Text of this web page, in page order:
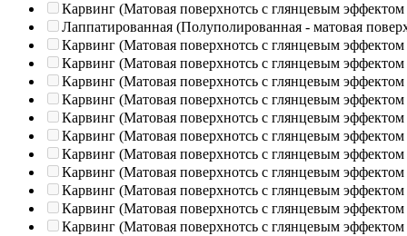
Карвинг (Матовая поверхнотсь с глянцевым эффектом
Лаппатированная (Полуполированная - матовая
Карвинг (Матовая поверхнотсь с глянцевым эффектом
Карвинг (Матовая поверхнотсь с глянцевым эффектом
Карвинг (Матовая поверхнотсь с глянцевым эффектом
Карвинг (Матовая поверхнотсь с глянцевым эффектом
Карвинг (Матовая поверхнотсь с глянцевым эффектом
Карвинг (Матовая поверхнотсь с глянцевым эффектом
Карвинг (Матовая поверхнотсь с глянцевым эффектом
Карвинг (Матовая поверхнотсь с глянцевым эффектом
Карвинг (Матовая поверхнотсь с глянцевым эффектом
Карвинг (Матовая поверхнотсь с глянцевым эффектом
Карвинг (Матовая поверхнотсь с глянцевым эффектом